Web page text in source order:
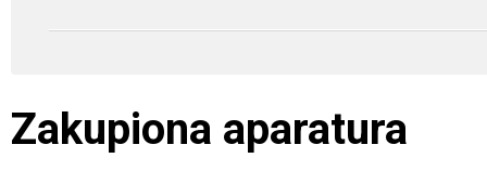
Zakupiona aparatura